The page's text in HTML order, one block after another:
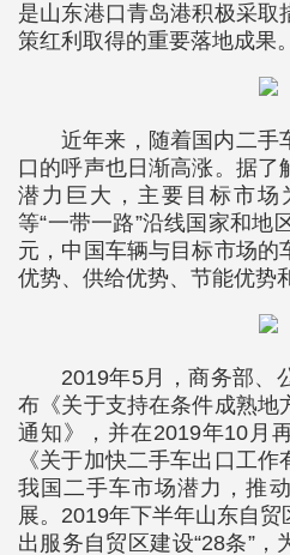
是山东港口青岛港积极采取
策红利取得的重要落地成果。
近年来，随着国内二手
口的呼声也日渐高涨。据了
潜力巨大，主要目标市场
等“一带一路”沿线国家和地
元，中国车辆与目标市场的
优势、供给优势、节能优势
2019年5月，商务部、
布《关于支持在条件成熟地
通知》，并在2019年10月
《关于加快二手车出口工
我国二手车市场潜力，推
展。2019年下半年山东自
出服务自贸区建设“28条”